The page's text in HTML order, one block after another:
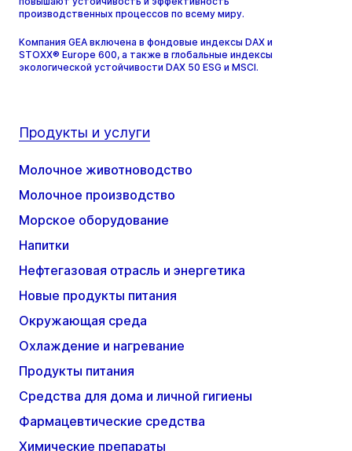
производственных процессов по всему миру.
Компания GEA включена в фондовые индексы DAX и
STOXX® Europe 600, а также в глобальные индексы
экологической устойчивости DAX 50 ESG и MSCI.
Продукты и услуги
Молочное животноводство
Молочное производство
Морское оборудование
Напитки
Нефтегазовая отрасль и энергетика
Новые продукты питания
Окружающая среда
Охлаждение и нагревание
Продукты питания
Средства для дома и личной гигиены
Фармацевтические средства
Химические препараты